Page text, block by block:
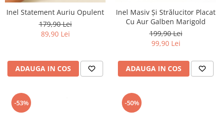
Inel Statement Auriu Opulent
179,90 Lei
89,90 Lei
ADAUGA IN COS
Inel Masiv Și Strălucitor Placat
Cu Aur Galben Marigold
199,90 Lei
99,90 Lei
ADAUGA IN COS
-53% -50%